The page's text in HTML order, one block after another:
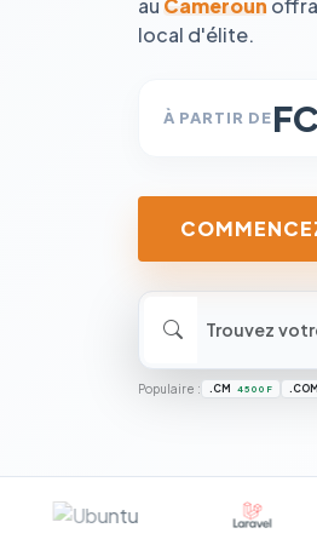
local d'élite.
À PARTIR DE
Populaire : .CM 4 500 F .COM